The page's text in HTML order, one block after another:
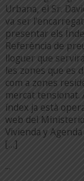
Urbana, el Sr.
va ser
presentar els
Referència de
lloguer que
les zones que es
com a zones
mercat tensionat.
índex ja està
web del
Vivienda y
[…]
...